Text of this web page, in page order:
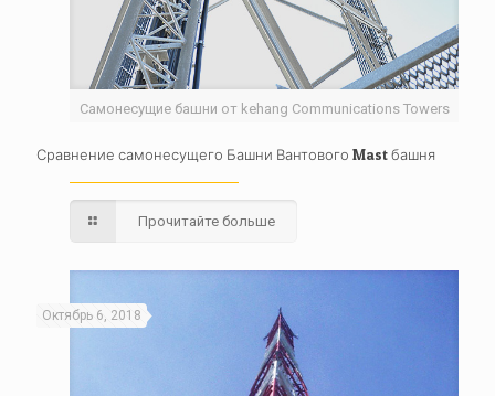
Самонесущие башни от kehang Communications Towers
Сравнение самонесущего Башни Вантового Mast башня
Прочитайте больше
Октябрь 6, 2018